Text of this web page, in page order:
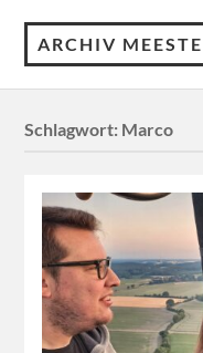
ARCHIV
Schlagwort: Marco